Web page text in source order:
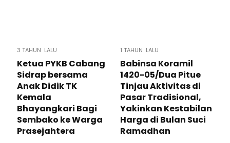
3 TAHUN LALU
Ketua PYKB Cabang
Sidrap bersama
Anak Didik TK
Kemala
Bhayangkari Bagi
Sembako ke Warga
Prasejahtera
1 TAHUN LALU
Babinsa Koramil
1420-05/Dua Pitue
Tinjau Aktivitas di
Pasar Tradisional,
Yakinkan Kestabilan
Harga di Bulan Suci
Ramadhan